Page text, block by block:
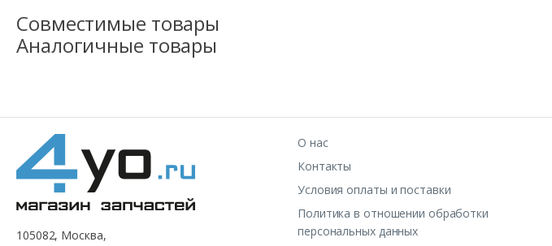
Совместимые товары
Аналогичные товары
105082, Москва,
О нас
Контакты
Условия оплаты и поставки
Политика в отношении обработки
персональных данных